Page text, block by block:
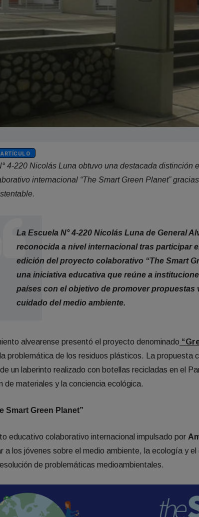
4-220 Nicolás Luna obtuvo una destacada distinción
internacional “The Smart Green Planet”
La Escuela N° 4-220 Nicolás Luna de General
reconocida a nivel internacional tras participar
edición del proyecto colaborativo “The Smart
una iniciativa educativa que reúne a
países con el objetivo de promover propuestas
cuidado del medio ambiente.
alvearense presentó el proyecto denominado
problemática de los residuos plásticos. La propuesta
un laberinto realizado con botellas recicladas en el
de materiales y la conciencia ecológica.
Smart Green Planet”
educativo colaborativo internacional impulsado por
a los jóvenes sobre el medio ambiente, la ecología y
de problemáticas medioambientales.